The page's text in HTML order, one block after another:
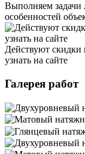
Выполняем задачи
особенностей
Действуют
узнать на сайте
Галерея работ